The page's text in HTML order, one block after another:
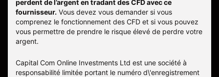
perdent de l’argent en tradant des CFD avec ce
fournisseur. Vous devez vous demander si vous
comprenez le fonctionnement des CFD et si vous pouvez
vous permettre de prendre le risque élevé de perdre votre
argent.
Capital Com Online Investments Ltd est une société à
responsabilité limitée portant le numéro d\'enregistrement